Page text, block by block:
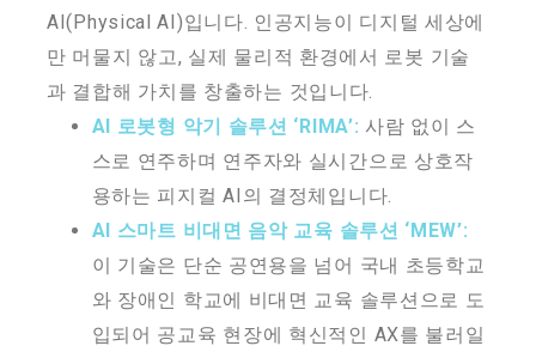
AI(Physical AI)입니다. 인공지능이 디지털 세상에
만 머물지 않고, 실제 물리적 환경에서 로봇 기술
과 결합해 가치를 창출하는 것입니다.
AI 로봇형 악기 솔루션 ‘RIMA’: 사람 없이 스
스로 연주하며 연주자와 실시간으로 상호작
용하는 피지컬 AI의 결정체입니다.
AI 스마트 비대면 음악 교육 솔루션 ‘MEW’:
이 기술은 단순 공연용을 넘어 국내 초등학교
와 장애인 학교에 비대면 교육 솔루션으로 도
입되어 공교육 현장에 혁신적인 AX를 불러일